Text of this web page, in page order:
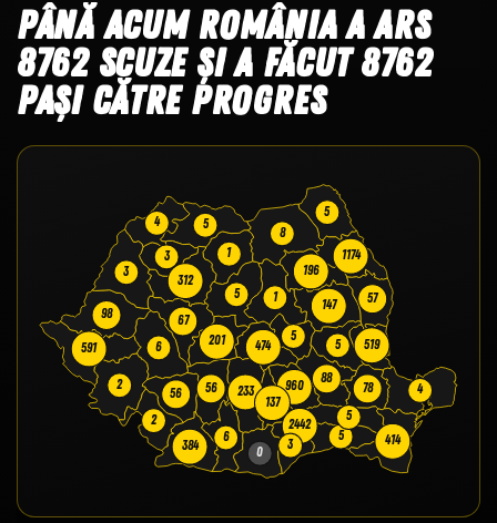
Până acum România a ars
8762 scuze și a făcut 8762
pași către progres
2442
2
591
5
1
312
67
6
5
5
3
4
233
201
56
474
5
1
1174
196
960
8
147
78
88
519
57
5
4
384
56
2
6
0
5
137
3
5
414
98
3